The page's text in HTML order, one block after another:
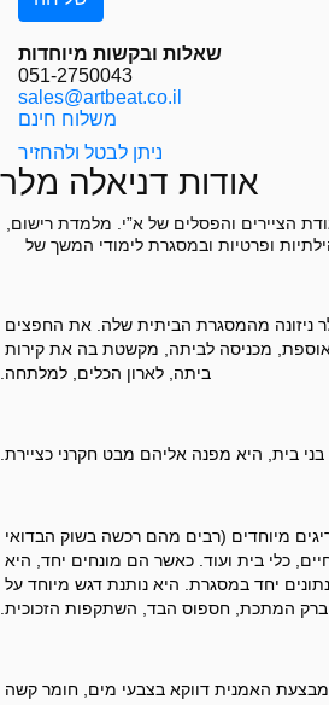
שאלות ובקשות מיוחדות
051-2750043
sales@artbeat.co.il
משלוח חינם
ניתן לבטל ולהחזיר
אודות דניאלה מלר
הציירים והפסלים של א”י. מלמדת רישום,
ופרטיות ובמסגרת לימודי המשך של
ביתה, לארון הכלים, למלתחה.
בית, היא מפנה אליהם מבט חקרני כציירת.
המתכת, חספוס הבד, השתקפות הזכוכית.